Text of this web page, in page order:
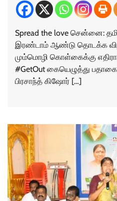
Spread the love சென்னை:
இரண்டாம் ஆண்டு தொடக்க
மும்மொழி கொள்கைக்கு
#GetOut கையெழுத்து
பிரசாந்த் கிஷோர் […]